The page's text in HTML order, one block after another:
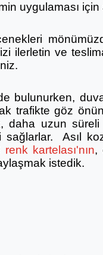
uygulaması
ilerletin ve
bulunurken,
trafikte göz
daha uzun
Asıl
renk kartelası'nın,
istedik.